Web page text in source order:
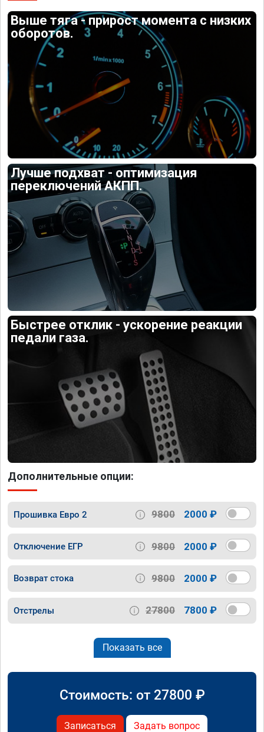
Выше тяга - прирост момента с низких
оборотов.
Лучше подхват - оптимизация
переключений АКПП.
Быстрее отклик - ускорение реакции
педали газа.
Дополнительные опции:
Прошивка Евро 2 9800 2000 ₽
Отключение ЕГР 9800 2000 ₽
Возврат стока 9800 2000 ₽
Отстрелы 27800 7800 ₽
Показать все
Стоимость: от 27800 ₽
Записаться Задать вопрос